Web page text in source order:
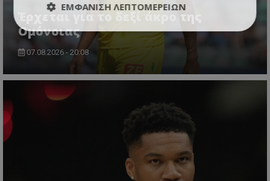
Έρχεται για το δεξί άκρο της
Ομόνοιας
07.08.2026 - 20:08
ΕΜΦΆΝΙΣΗ ΛΕΠΤΟΜΕΡΕΙΏΝ